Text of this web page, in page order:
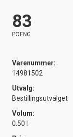
83
POENG
Varenummer:
14981502
Utvalg:
Bestillingsutvalget
Volum:
0.50 l